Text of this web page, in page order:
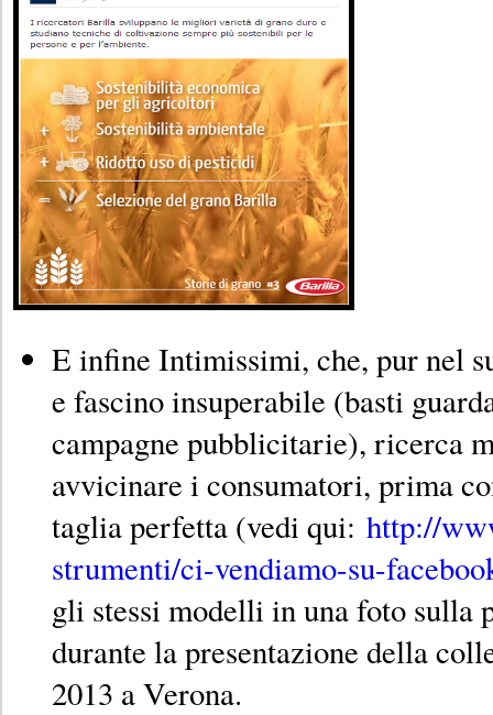
E infine Intimissimi, che, pur nel
e fascino insuperabile (basti
campagne pubblicitarie), ricerca
avvicinare i consumatori, prima
taglia perfetta (vedi qui: http://
strumenti/ci-vendiamo-su-
gli stessi modelli in una foto sulla
durante la presentazione della
2013 a Verona.